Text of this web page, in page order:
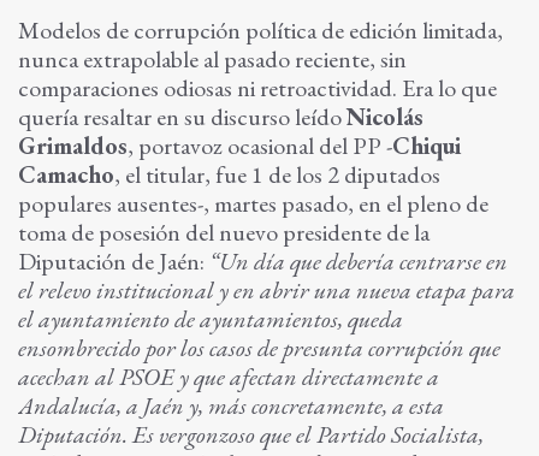
Modelos de corrupción política de edición limitada,
nunca extrapolable al pasado reciente, sin
comparaciones odiosas ni retroactividad. Era lo que
quería resaltar en su discurso leídoNicolás
Grimaldos, portavoz ocasional del PP -Chiqui
Camacho, el titular, fue 1 de los 2 diputados
populares ausentes-, martes pasado, en el pleno de
toma de posesión del nuevo presidente de la
Diputación de Jaén: “Un día que debería centrarse en
el relevo institucional y en abrir una nueva etapa para
el ayuntamiento de ayuntamientos, queda
ensombrecido por los casos de presunta corrupción que
acechan al PSOE y que afectan directamente a
Andalucía, a Jaén y, más concretamente, a esta
Diputación. Es vergonzoso que el Partido Socialista,